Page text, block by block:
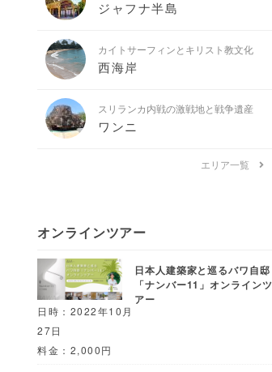
ジャフナ半島
カイトサーフィンとキリスト教文化
西海岸
スリランカ内戦の激戦地と戦争遺産
ワンニ
エリア一覧
オンラインツアー
日本人建築家と巡るバワ自邸
「ナンバー11」オンラインツ
アー
日時：2022年10月
27日
料金：2,000円